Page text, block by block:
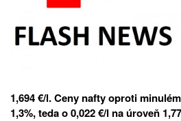
1,694 €/l. Ceny nafty oproti
1,3%, teda o 0,022 €/l na úroveň